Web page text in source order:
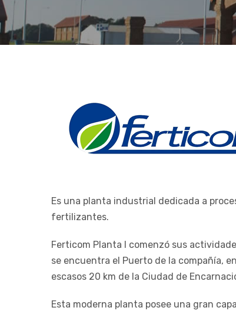
Es una planta industrial dedicada a
fertilizantes.
Ferticom Planta I comenzó sus
se encuentra el Puerto de la compañía,
escasos 20 km de la Ciudad de
Esta moderna planta posee una gran